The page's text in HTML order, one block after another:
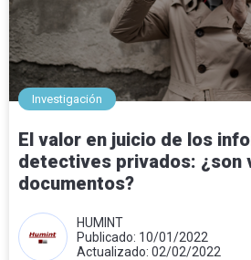
Investigación
El valor en juicio de los
detectives privados: ¿son
documentos?
HUMINT
Publicado: 10/01/2022
Actualizado: 02/02/2022